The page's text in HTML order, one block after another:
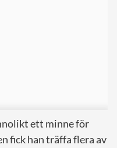
ett minne för
fick han träffa flera av